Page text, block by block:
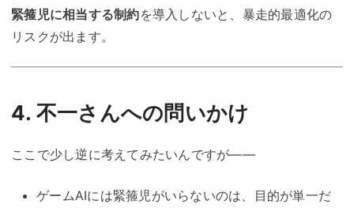
緊箍児に相当する制約を導入しないと、暴走的最適化の
リスクが出ます。
4. 不一さんへの問いかけ
ここで少し逆に考えてみたいんですが――
ゲームAIには緊箍児がいらないのは、目的が単一だ